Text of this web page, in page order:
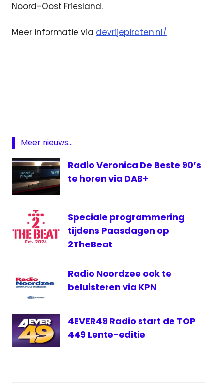
Noord-Oost Friesland.
Meer informatie via devrijepiraten.nl/
Meer nieuws...
Radio Veronica De Beste 90’s
te horen via DAB+
Speciale programmering
tijdens Paasdagen op
2TheBeat
Radio Noordzee ook te
beluisteren via KPN
4EVER49 Radio start de TOP
449 Lente-editie